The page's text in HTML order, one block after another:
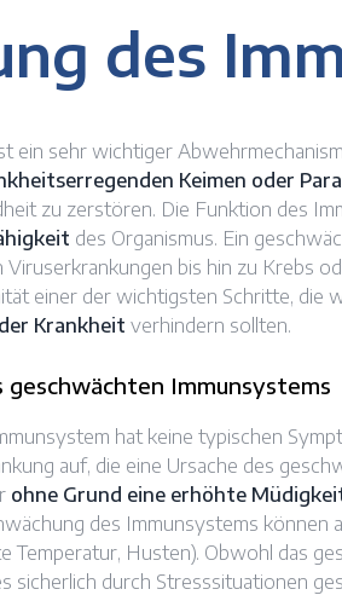
des
ein sehr wichtiger
Keimen oder
zu zerstören. Die Funktion des
des Organismus. Ein
Viruserkrankungen bis hin zu Krebs
einer der wichtigsten Schritte, die
Krankheit verhindern sollten.
geschwächten Immunsystems
hat keine typischen
auf, die eine Ursache des
ohne Grund eine erhöhte
des Immunsystems können
Temperatur, Husten). Obwohl das
sicherlich durch Stresssituationen